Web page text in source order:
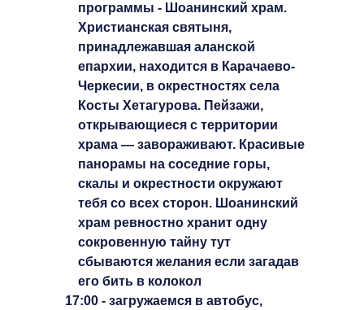
программы - Шоанинский храм.
Христианская святыня,
принадлежавшая аланской
епархии, находится в Карачаево-
Черкесии, в окрестностях села
Косты Хетагурова. Пейзажи,
открывающиеся с территории
храма — завораживают. Красивые
панорамы на соседние горы,
скалы и окрестности окружают
тебя со всех сторон. Шоанинский
храм ревностно хранит одну
сокровенную тайну тут
сбываются желания если загадав
его бить в колокол
17:00 - загружаемся в автобус,